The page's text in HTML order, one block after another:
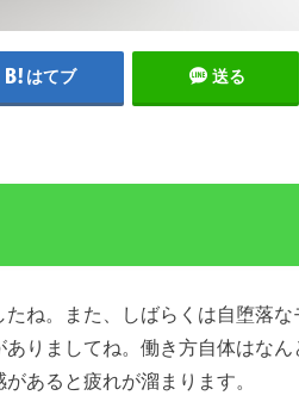
はてブ 送る
ね。また、しばらくは自堕落な
りましてね。働き方自体はな
あると疲れが溜まります。